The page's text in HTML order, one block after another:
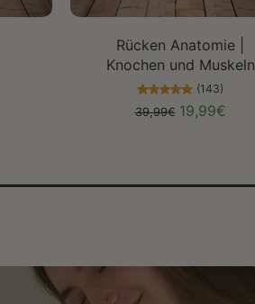
Rücken Anatomie |
Knochen und Muskeln
(143)
39,99€ 19,99€